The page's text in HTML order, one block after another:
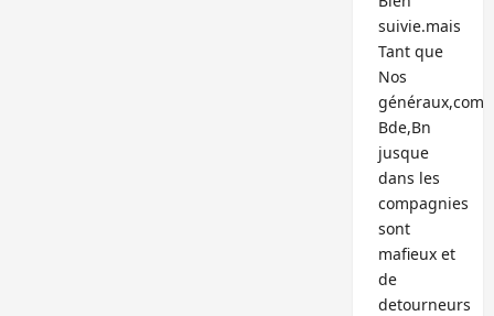
suivie.mais
Tant que
Nos
généraux,com
Bde,Bn
jusque
dans les
compagnies
sont
mafieux et
de
detourneurs